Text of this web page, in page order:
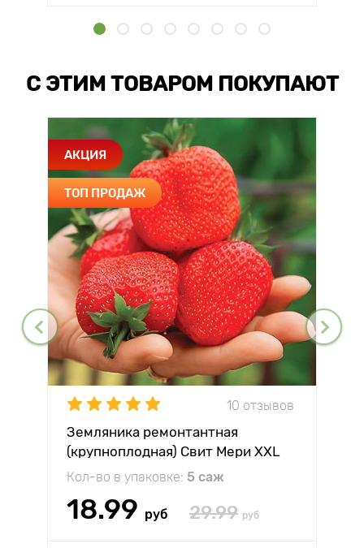
С ЭТИМ ТОВАРОМ ПОКУПАЮТ
АКЦИЯ
ТОП ПРОДАЖ
10 отзывов
Земляника ремонтантная
(крупноплодная) Свит Мери XXL
Кол-во в упаковке: 5 саж
18.99 руб 29.99 руб